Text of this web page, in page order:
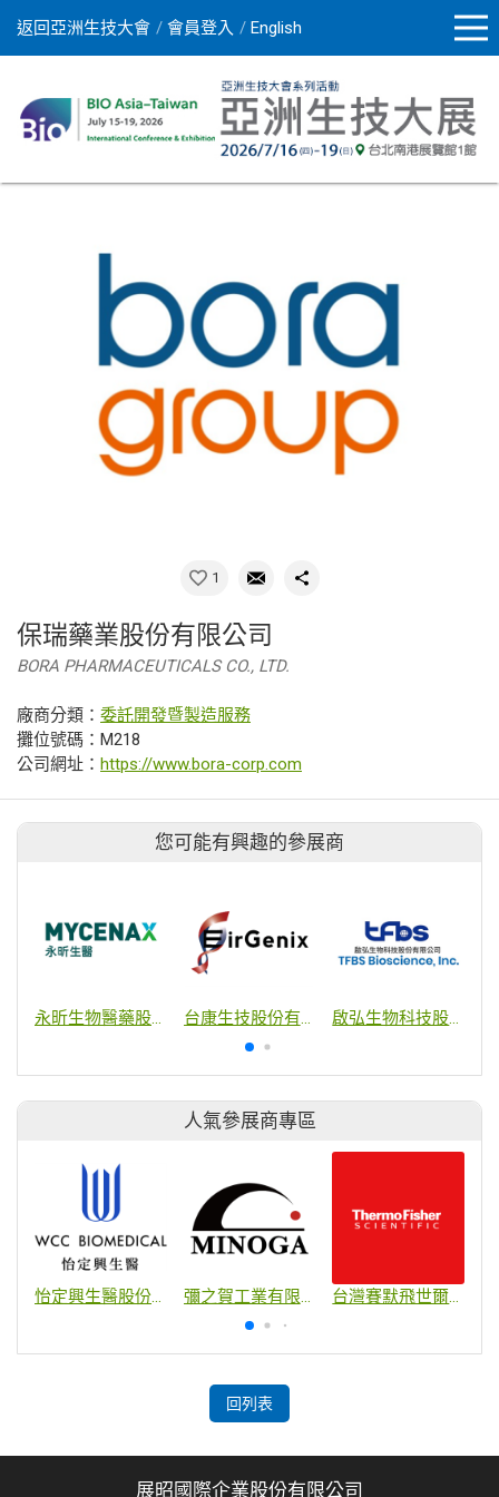
返回亞洲生技大會 會員登入 English
1
保瑞藥業股份有限公司
BORA PHARMACEUTICALS CO., LTD.
廠商分類： 委託開發暨製造服務
攤位號碼：M218
公司網址： https://www.bora-corp.com
您可能有興趣的參展商
永昕生物醫藥股份有限公司 台康生技股份有限公司 啟弘生物科技股份有限公司
人氣參展商專區
回列表
展昭國際企業股份有限公司